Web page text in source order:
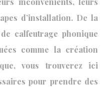
d’installation. De la
calfeutrage phonique
comme la création
vous trouverez ici
pour prendre des